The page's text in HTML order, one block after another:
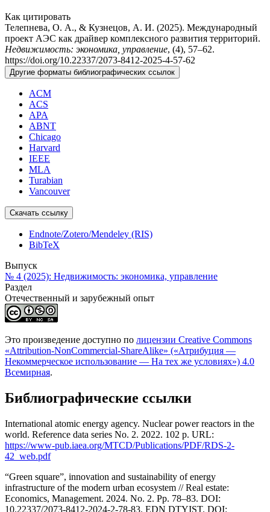
Как цитировать
Телепнева, О. А., & Кузнецов, А. И. (2025). Международный
проект АЭС как драйвер комплексного развития территорий.
Недвижимость: экономика, управление, (4), 57–62.
https://doi.org/10.22337/2073-8412-2025-4-57-62
Другие форматы библиографических ссылок
ACM
ACS
APA
ABNT
Chicago
Harvard
IEEE
MLA
Turabian
Vancouver
Скачать ссылку
Endnote/Zotero/Mendeley (RIS)
BibTeX
Выпуск
№ 4 (2025): Недвижимость: экономика, управление
Раздел
Отечественный и зарубежный опыт
Это произведение доступно по лицензии Creative Commons
«Attribution-NonCommercial-ShareAlike» («Атрибуция —
Некоммерческое использование — На тех же условиях») 4.0
Всемирная.
Библиографические ссылки
International atomic energy agency. Nuclear power reactors in the
world. Reference data series No. 2. 2022. 102 p. URL:
https://www-pub.iaea.org/MTCD/Publications/PDF/RDS-2-
42_web.pdf
“Green square”, innovation and sustainability of energy
infrastructure of the modern urban ecosystem // Real estate:
Economics, Management. 2024. No. 2. Рр. 78–83. DOI:
10.22337/2073-8412-2024-2-78-83. EDN DTYIST. DOI: